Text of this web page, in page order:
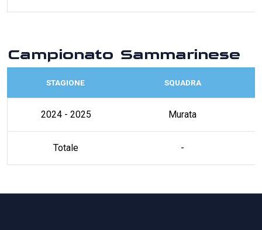
Campionato Sammarinese
STAGIONE SQUADRA
2024 - 2025 Murata
Totale -